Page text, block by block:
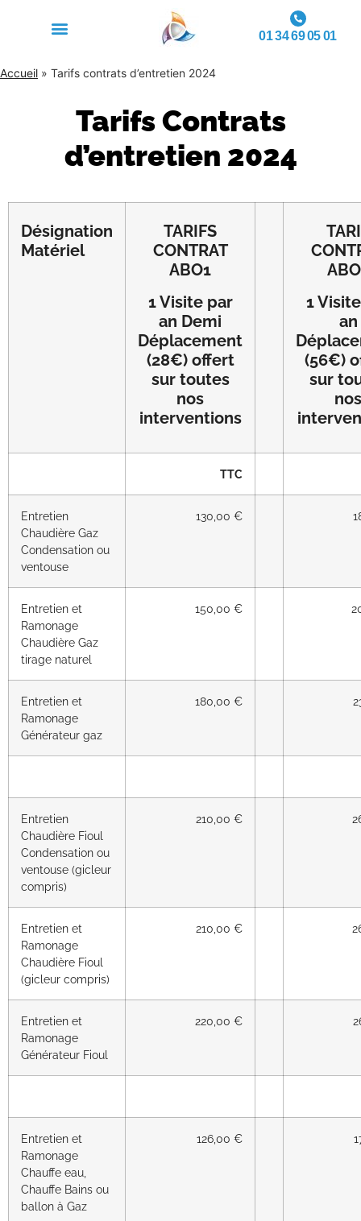
01 34 69 05 01
Accueil » Tarifs contrats d’entretien 2024
Tarifs Contrats
d’entretien 2024
Désignation
Matériel
TARIFS
CONTRAT
ABO1
1 Visite par
an Demi
Déplacement
(28€) offert
sur toutes
nos
interventions
1
an
(56€)
sur
nos
TTC
Entretien
Chaudière Gaz
Condensation ou
ventouse
130,00 €
Entretien et
Ramonage
Chaudière Gaz
tirage naturel
150,00 €
Entretien et
Ramonage
Générateur gaz
180,00 €
Entretien
Chaudière Fioul
Condensation ou
ventouse (gicleur
compris)
210,00 €
Entretien et
Ramonage
Chaudière Fioul
(gicleur compris)
210,00 €
Entretien et
Ramonage
Générateur Fioul
220,00 €
Entretien et
Ramonage
Chauffe eau,
Chauffe Bains ou
ballon à Gaz
126,00 €